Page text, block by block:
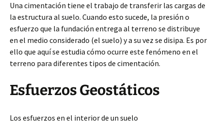
Una cimentación tiene el trabajo de transferir las cargas de
la estructura al suelo. Cuando esto sucede, la presión o
esfuerzo que la fundación entrega al terreno se distribuye
en el medio considerado (el suelo) y a su vez se disipa. Es por
ello que aquí se estudia cómo ocurre este fenómeno en el
terreno para diferentes tipos de cimentación.
Esfuerzos Geostáticos
Los esfuerzos en el interior de un suelo